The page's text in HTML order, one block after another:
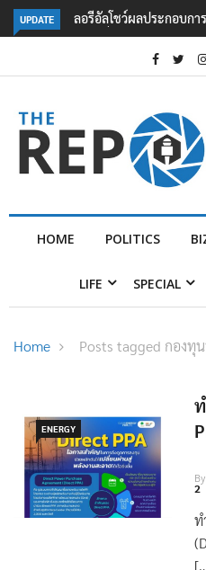
UPDATE
ลอรีอัลโชว์ผลประกอบการครึ่งปีแรก
คว้าไลเซนส์ ‘กุชชี่’ 50 ปี พร้อมส่ง 4
POLITICS BIZ
ENERGY
2
ท